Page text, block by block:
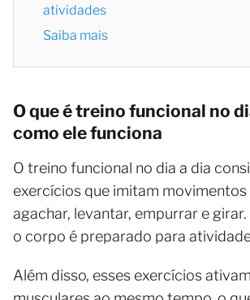
atividades
Saiba mais
O que é treino funcional no
como ele funciona
O treino funcional no dia a dia
exercícios que imitam
agachar, levantar, empurrar e
o corpo é preparado para
Além disso, esses exercícios